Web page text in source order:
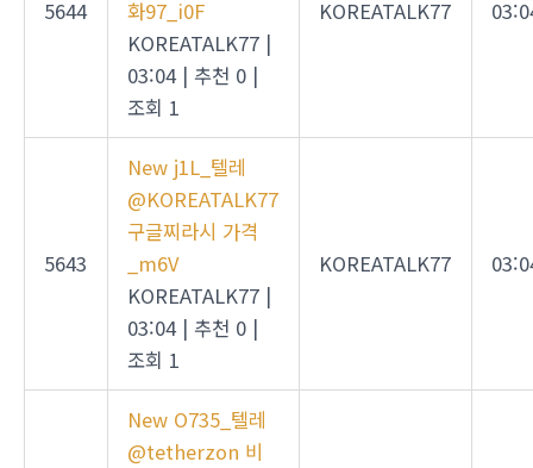
5644
화97_i0F
KOREATALK77 |
03:04 | 추천 0 |
조회 1
KOREATALK77
5643
New j1L_텔레
@KOREATALK77
구글찌라시 가격
_m6V
KOREATALK77 |
03:04 | 추천 0 |
조회 1
KOREATALK77
New O735_텔레
@tetherzon 비